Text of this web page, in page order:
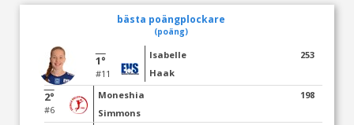
bästa poängplockare
(poäng)
1°
#11
Isabelle
Haak
253
2°
#6
Moneshia
Simmons
198